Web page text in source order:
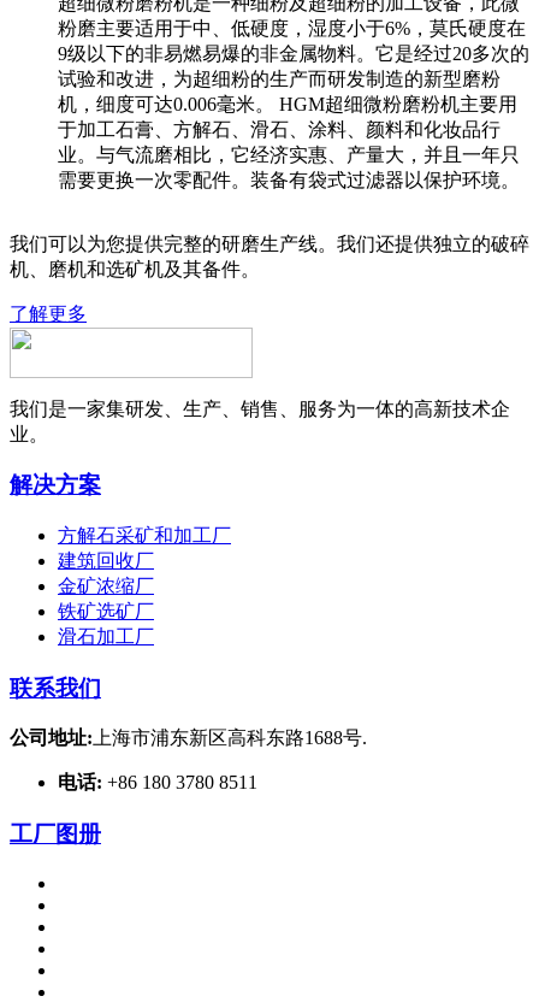
粉磨主要适用于中、低硬度，湿度小于6%，莫氏硬度在
9级以下的非易燃易爆的非金属物料。它是经过20多次的
试验和改进，为超细粉的生产而研发制造的新型磨粉
机，细度可达0.006毫米。 HGM超细微粉磨粉机主要用
于加工石膏、方解石、滑石、涂料、颜料和化妆品行
业。与气流磨相比，它经济实惠、产量大，并且一年只
需要更换一次零配件。装备有袋式过滤器以保护环境。
我们可以为您提供完整的研磨生产线。我们还提供独立的破碎
机、磨机和选矿机及其备件。
了解更多
我们是一家集研发、生产、销售、服务为一体的高新技术企
业。
解决方案
方解石采矿和加工厂
建筑回收厂
金矿浓缩厂
铁矿选矿厂
滑石加工厂
联系我们
公司地址:上海市浦东新区高科东路1688号.
电话: +86 180 3780 8511
工厂图册